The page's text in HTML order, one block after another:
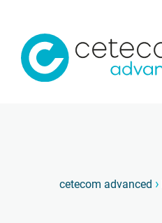
cetecom advanced ›